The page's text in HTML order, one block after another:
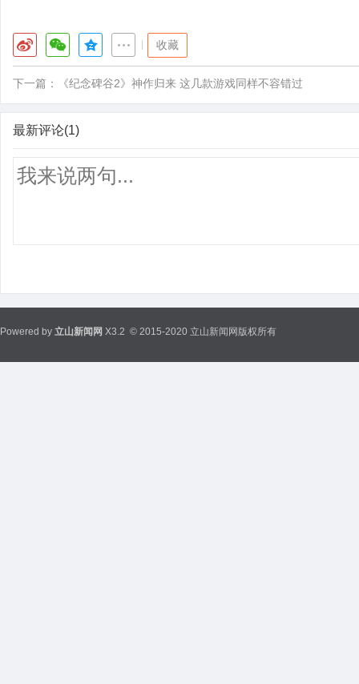
收藏
下一篇： 《纪念碑谷2》神作归来 这几款游戏同样不容错过
最新评论(1)
Powered by 立山新闻网 X3.2 © 2015-2020 立山新闻网版权所有